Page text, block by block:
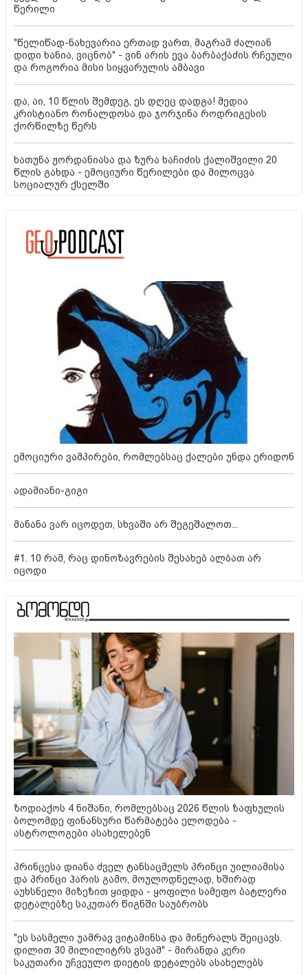
წერილი
"წელიწად-ნახევარია ერთად ვართ, მაგრამ ძალიან
დიდი ხანია, ვიცნობ" - ვინ არის ევა ბარბაქაძის რჩეული
და როგორია მისი სიყვარულის ამბავი
და, აი, 10 წლის შემდეგ, ეს დღეც დადგა! მედია
კრისტიანო რონალდოსა და ჯორჯინა როდრიგესის
ქორწილზე წერს
ხათუნა ჟორდანიასა და ზურა ხაჩიძის ქალიშვილი 20
წლის გახდა - ემოციური წერილები და მილოცვა
სოციალურ ქსელში
ემოციური ვამპირები, რომლებსაც ქალები უნდა ერიდონ
ადამიანი-გიგი
მანანა ვარ იცოდეთ, სხვაში არ შეგეშალოთ...
#1. 10 რამ, რაც დინოზავრების შესახებ ალბათ არ
იცოდი
ზოდიაქოს 4 ნიშანი, რომლებსაც 2026 წლის ზაფხულის
ბოლომდე ფინანსური წარმატება ელოდება -
ასტროლოგები ასახელებენ
პრინცესა დიანა ძველ ტანსაცმელს პრინცი უილიამისა
და პრინცი ჰარის გამო, მოულოდნელად, ხშირად
აუხსნელი მიზეზით ყიდდა - ყოფილი სამეფო ბატლერი
დეტალებზე საკუთარ წიგნში საუბრობს
"ეს სასმელი უამრავ ვიტამინსა და მინერალს შეიცავს.
დილით 30 მილილიტრს ვსვამ" - მირანდა კერი
საკუთარი უჩვეულო დიეტის დეტალებს ასახელებს